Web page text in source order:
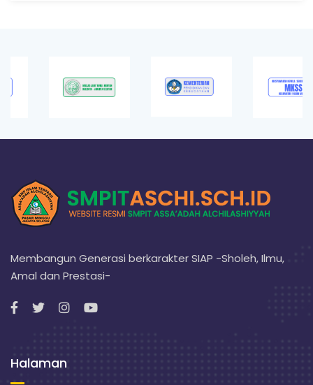
Membangun Generasi berkarakter SIAP -Sholeh, Ilmu,
Amal dan Prestasi-
Halaman